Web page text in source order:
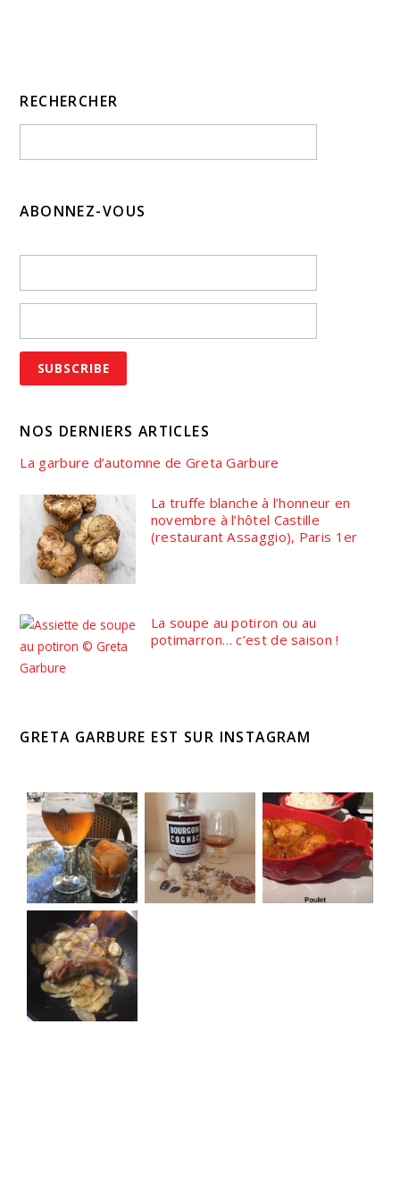
RECHERCHER
ABONNEZ-VOUS
NOS DERNIERS ARTICLES
La garbure d’automne de Greta Garbure
La truffe blanche à l’honneur en
novembre à l’hôtel Castille
(restaurant Assaggio), Paris 1er
La soupe au potiron ou au
potimarron… c’est de saison !
GRETA GARBURE EST SUR INSTAGRAM